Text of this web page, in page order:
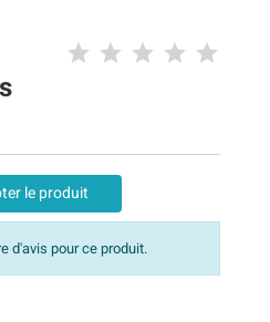
le produit
d'avis pour ce produit.